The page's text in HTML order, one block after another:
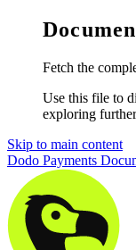
Fetch the
Use this file to
exploring
Skip to main content
Dodo Payments